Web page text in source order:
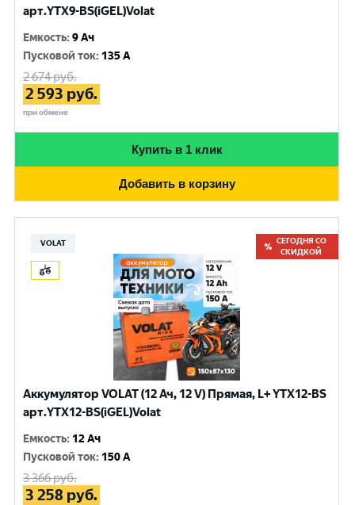
арт.YTX9-BS(iGEL)Volat
Емкость:9 Ач
Пусковой ток: 135 A
2 674руб.
2 593 руб.
при обмене
Купить в 1 клик
Добавить в корзину
VOLAT
СЕГОДНЯ СО
СКИДКОЙ
Аккумулятор VOLAT (12 Ач, 12 V) Прямая, L+ YTX12-BS
арт.YTX12-BS(iGEL)Volat
Емкость: 12 Ач
Пусковой ток: 150 A
3 366руб.
3 258 руб.